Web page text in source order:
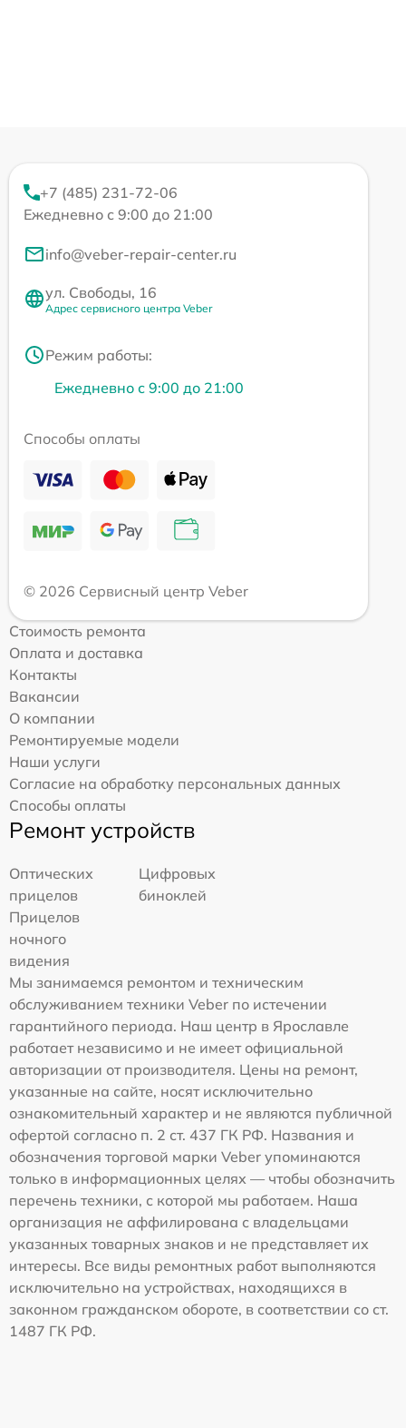
+7 (485) 231-72-06
Ежедневно с 9:00 до 21:00
info@veber-repair-center.ru
ул. Свободы, 16
Адрес сервисного центра Veber
Режим работы:
Ежедневно с 9:00 до 21:00
Способы оплаты
© 2026 Сервисный центр Veber
Стоимость ремонта
Оплата и доставка
Контакты
Вакансии
О компании
Ремонтируемые модели
Наши услуги
Согласие на обработку персональных данных
Способы оплаты
Ремонт устройств
Оптических
прицелов
Цифровых
биноклей
Прицелов
ночного
видения
Мы занимаемся ремонтом и техническим
обслуживанием техники Veber по истечении
гарантийного периода. Наш центр в Ярославле
работает независимо и не имеет официальной
авторизации от производителя. Цены на ремонт,
указанные на сайте, носят исключительно
ознакомительный характер и не являются публичной
офертой согласно п. 2 ст. 437 ГК РФ. Названия и
обозначения торговой марки Veber упоминаются
только в информационных целях — чтобы обозначить
перечень техники, с которой мы работаем. Наша
организация не аффилирована с владельцами
указанных товарных знаков и не представляет их
интересы. Все виды ремонтных работ выполняются
исключительно на устройствах, находящихся в
законном гражданском обороте, в соответствии со ст.
1487 ГК РФ.